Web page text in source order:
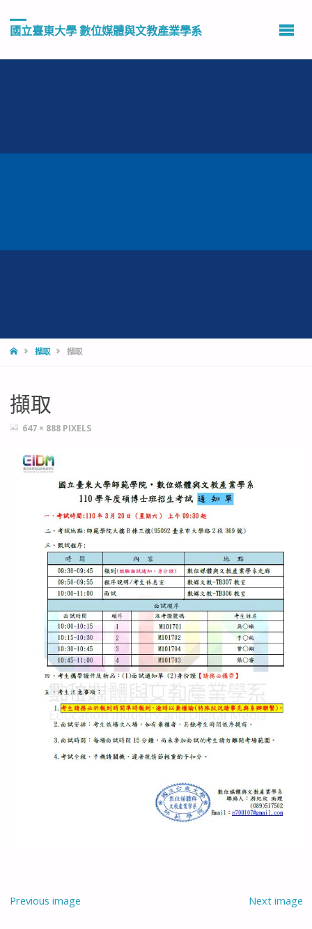
國立臺東大學 數位媒體與文教產業學系
HOME擷取 擷取
擷取
FULL647 × 888 PIXELS
Previous image Next image